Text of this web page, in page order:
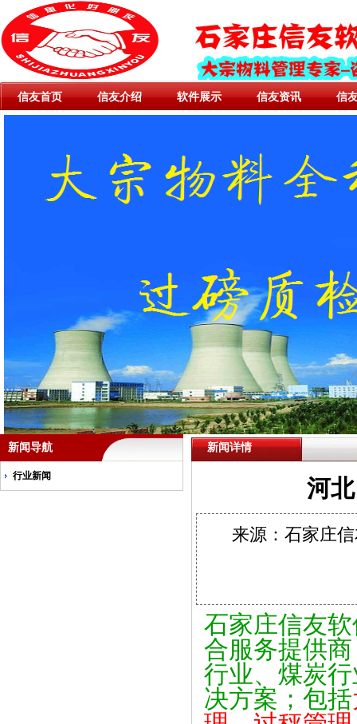
信友首页 信友介绍 软件展示 信友资讯 信
新闻导航
行业新闻
新闻详情
河
来源：石家庄
石家庄信友
合服务提供
行业、煤炭
决方案；包括